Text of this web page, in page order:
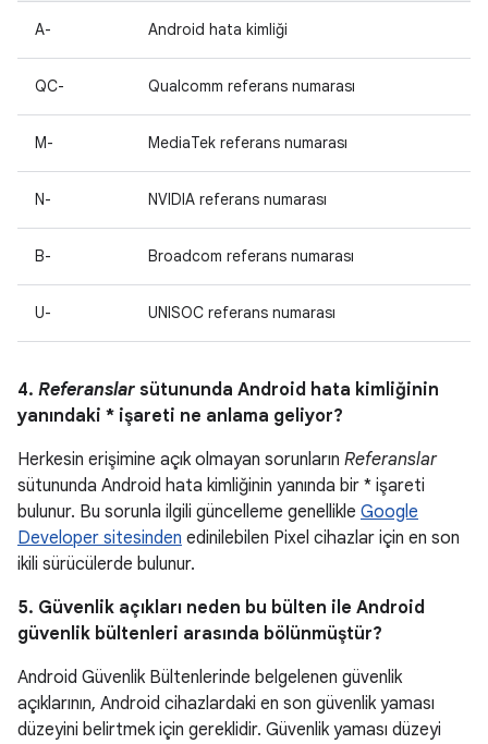
A- Android hata kimliği
QC- Qualcomm referans numarası
M- MediaTek referans numarası
N- NVIDIA referans numarası
B- Broadcom referans numarası
U- UNISOC referans numarası
4. Referanslar sütununda Android hata kimliğinin
yanındaki * işareti ne anlama geliyor?
Herkesin erişimine açık olmayan sorunların Referanslar
sütununda Android hata kimliğinin yanında bir * işareti
bulunur. Bu sorunla ilgili güncelleme genellikle Google
Developer sitesinden edinilebilen Pixel cihazlar için en son
ikili sürücülerde bulunur.
5. Güvenlik açıkları neden bu bülten ile Android
güvenlik bültenleri arasında bölünmüştür?
Android Güvenlik Bültenlerinde belgelenen güvenlik
açıklarının, Android cihazlardaki en son güvenlik yaması
düzeyini belirtmek için gereklidir. Güvenlik yaması düzeyi